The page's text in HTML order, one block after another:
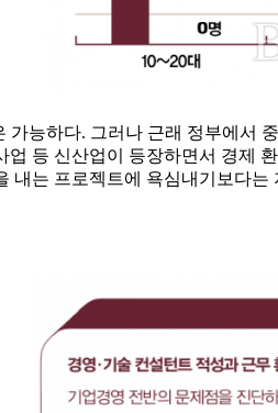
가능하다. 그러나 근래 정부에서
등 신산업이 등장하면서 경제
내는 프로젝트에 욕심내기보다